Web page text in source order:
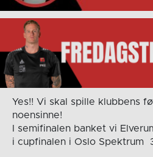
Yes!! Vi skal spille klubbens
noensinne!
I semifinalen banket vi
i cupfinalen i Oslo Spektrum